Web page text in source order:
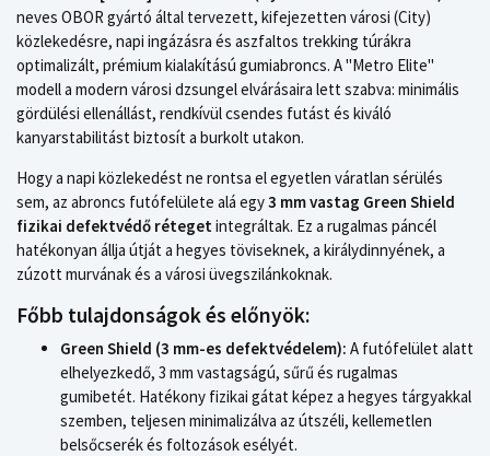
neves OBOR gyártó által tervezett, kifejezetten városi (City)
közlekedésre, napi ingázásra és aszfaltos trekking túrákra
optimalizált, prémium kialakítású gumiabroncs. A "Metro Elite"
modell a modern városi dzsungel elvárásaira lett szabva: minimális
gördülési ellenállást, rendkívül csendes futást és kiváló
kanyarstabilitást biztosít a burkolt utakon.
Hogy a napi közlekedést ne rontsa el egyetlen váratlan sérülés
sem, az abroncs futófelülete alá egy3 mm vastag Green Shield
fizikai defektvédő rétegetintegráltak. Ez a rugalmas páncél
hatékonyan állja útját a hegyes töviseknek, a királydinnyének, a
zúzott murvának és a városi üvegszilánkoknak.
Főbb tulajdonságok és előnyök:
Green Shield (3 mm-es defektvédelem): A futófelület alatt
elhelyezkedő, 3 mm vastagságú, sűrű és rugalmas
gumibetét. Hatékony fizikai gátat képez a hegyes tárgyakkal
szemben, teljesen minimalizálva az útszéli, kellemetlen
belsőcserék és foltozások esélyét.